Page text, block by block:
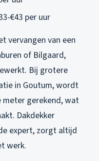
€43 per uur
vervangen van een
of Bilgaard,
Bij grotere
in Goutum, wordt
meter gerekend, wat
Dakdekker
expert, zorgt altijd
werk.